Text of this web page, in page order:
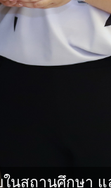
นสถานศึกษา แ